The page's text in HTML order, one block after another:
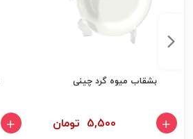
بشقاب میوه گرد چینی
5,500 تومان